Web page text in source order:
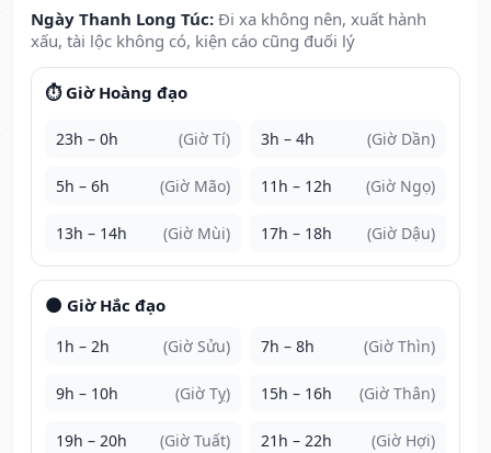
Ngày Thanh Long Túc: Đi xa không nên, xuất hành
xấu, tài lộc không có, kiện cáo cũng đuối lý
⏱️ Giờ Hoàng đạo
23h – 0h (Giờ Tí) 3h – 4h (Giờ Dần)
5h – 6h (Giờ Mão) 11h – 12h (Giờ Ngọ)
13h – 14h (Giờ Mùi) 17h – 18h (Giờ Dậu)
🌑 Giờ Hắc đạo
1h – 2h (Giờ Sửu) 7h – 8h (Giờ Thìn)
9h – 10h (Giờ Tỵ) 15h – 16h (Giờ Thân)
19h – 20h (Giờ Tuất) 21h – 22h (Giờ Hợi)